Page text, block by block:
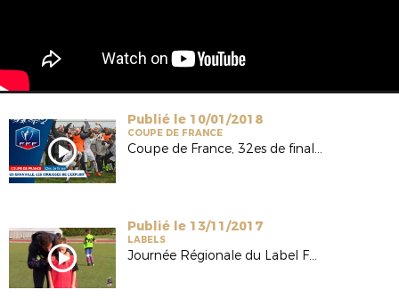
Publié le 10/01/2018
COUPE DE FRANCE
Coupe de France, 32es de finale : US Granville, les coulisses de l'exploit
Publié le 13/11/2017
LABELS
Journée Régionale du Label FFF 2017